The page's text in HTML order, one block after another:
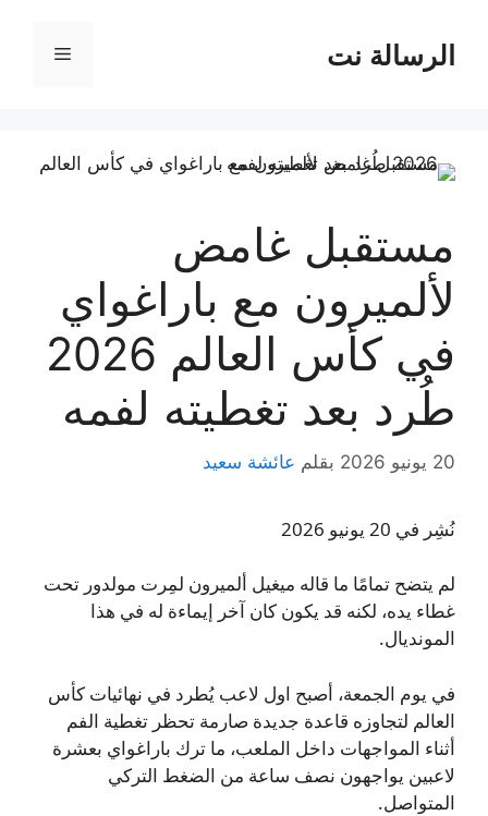
المحتوىالرسالة نت القائمة
مستقبل غامض
لألميرون مع باراغواي
في كأس العالم 2026
طُرد بعد تغطيته لفمه
20 يونيو 2026 بقلم عائشة سعيد
نُشِر في 20 يونيو 2026
لم يتضح تمامًا ما قاله ميغيل ألميرون لمِرت مولدور تحت
غطاء يده، لكنه قد يكون كان آخر إيماءة له في هذا
المونديال.
في يوم الجمعة، أصبح اول لاعب يُطرد في نهائيات كأس
العالم لتجاوزه قاعدة جديدة صارمة تحظر تغطية الفم
أثناء المواجهات داخل الملعب، ما ترك باراغواي بعشرة
لاعبين يواجهون نصف ساعة من الضغط التركي
المتواصل.